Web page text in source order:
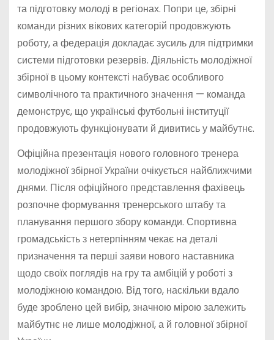
та підготовку молоді в регіонах. Попри це, збірні
команди різних вікових категорій продовжують
роботу, а федерація докладає зусиль для підтримки
системи підготовки резервів. Діяльність молодіжної
збірної в цьому контексті набуває особливого
символічного та практичного значення — команда
демонструє, що українські футбольні інституції
продовжують функціонувати й дивитись у майбутнє.
Офіційна презентація нового головного тренера
молодіжної збірної України очікується найближчими
днями. Після офіційного представлення фахівець
розпочне формування тренерського штабу та
планування першого збору команди. Спортивна
громадськість з нетерпінням чекає на деталі
призначення та перші заяви нового наставника
щодо своїх поглядів на гру та амбіцій у роботі з
молодіжною командою. Від того, наскільки вдало
буде зроблено цей вибір, значною мірою залежить
майбутнє не лише молодіжної, а й головної збірної